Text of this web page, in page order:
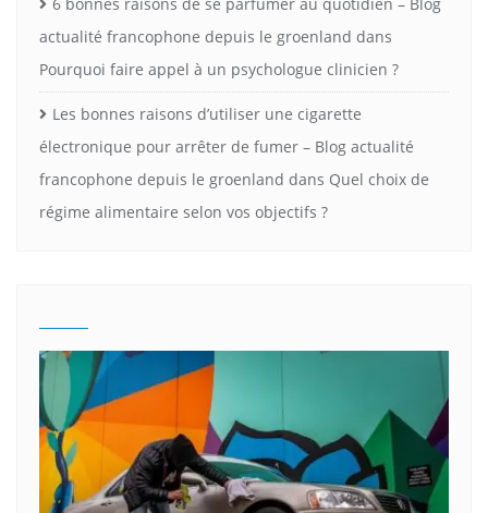
actualité francophone depuis le groenland dans
Pourquoi faire appel à un psychologue clinicien ?
Les bonnes raisons d’utiliser une cigarette
électronique pour arrêter de fumer – Blog actualité
francophone depuis le groenland dans Quel choix de
régime alimentaire selon vos objectifs ?